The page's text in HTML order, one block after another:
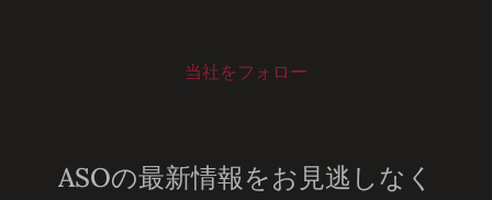
当社をフォロー
ASOの最新情報をお見逃しなく